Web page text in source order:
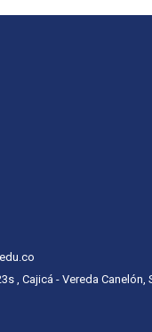
, Cajicá - Vereda